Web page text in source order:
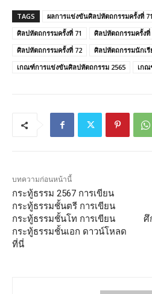
TAGS ผลการแข่งขันศิลปหัตถกรรมครั้งที่ 71
ศิลปหัตถกรรมครั้งที่ 71
ศิลปหัตถกรรมครั้งที่
ศิลปหัตถกรรมครั้งที่ 72
ศิลปหัตถกรรมนักเรี
เกณฑ์การแข่งขันศิลปหัตถกรรม 2565
เกณ
บทความก่อนหน้านี้
กระทู้ธรรม 2567 การเขียน
กระทู้ธรรมชั้นตรี การเขียน
กระทู้ธรรมชั้นโท การเขียน
กระทู้ธรรมชั้นเอก ดาวน์โหลด
ที่นี่
ศึ